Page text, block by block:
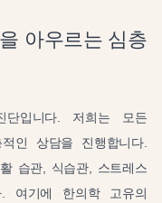
아우르는 심층
입니다. 저희는 모든
인 상담을 진행합니다.
습관, 식습관, 스트레스
여기에 한의학 고유의